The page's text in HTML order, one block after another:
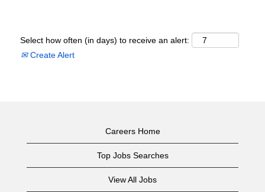
Select how often (in days) to receive an alert:
Create Alert
Careers Home
Top Jobs Searches
View All Jobs